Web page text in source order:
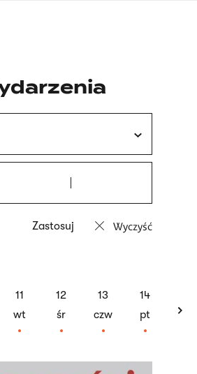
Wyczyść
11
wt
12
śr
13
czw
14
pt